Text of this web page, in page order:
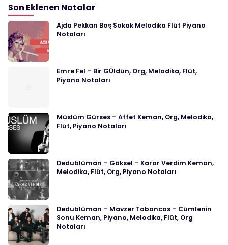
Son Eklenen Notalar
Ajda Pekkan Boş Sokak Melodika Flüt Piyano
Notaları
Emre Fel – Bir GÜldün, Org, Melodika, Flüt,
Piyano Notaları
Müslüm Gürses – Affet Keman, Org, Melodika,
Flüt, Piyano Notaları
Dedublüman – Göksel – Karar Verdim Keman,
Melodika, Flüt, Org, Piyano Notaları
Dedublüman – Mavzer Tabancas – Cümlenin
Sonu Keman, Piyano, Melodika, Flüt, Org
Notaları